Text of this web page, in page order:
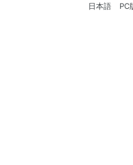
日本語 PC